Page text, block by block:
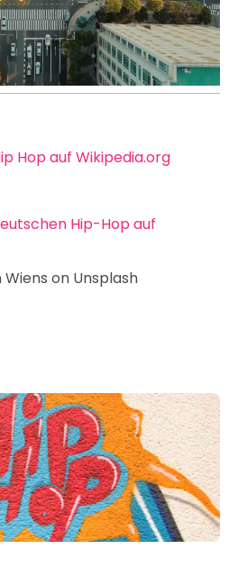
Hop auf Wikipedia.org
Hip-Hop auf
on Unsplash